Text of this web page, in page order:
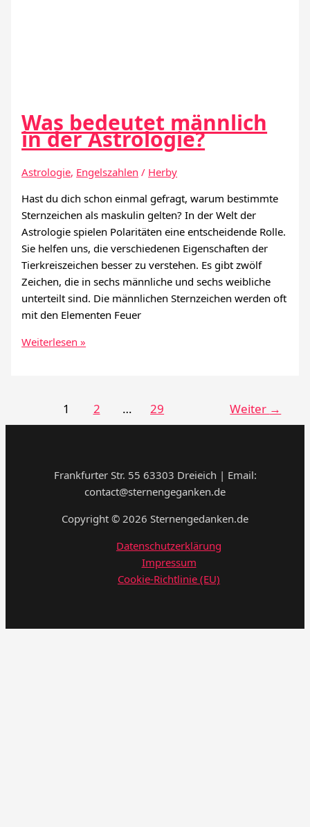
Was bedeutet männlich
in der Astrologie?
Astrologie, Engelszahlen / Herby
Hast du dich schon einmal gefragt, warum bestimmte
Sternzeichen als maskulin gelten? In der Welt der
Astrologie spielen Polaritäten eine entscheidende Rolle.
Sie helfen uns, die verschiedenen Eigenschaften der
Tierkreiszeichen besser zu verstehen. Es gibt zwölf
Zeichen, die in sechs männliche und sechs weibliche
unterteilt sind. Die männlichen Sternzeichen werden oft
mit den Elementen Feuer
Was
Astrologie?
Weiterlesen »
1 2 … 29 Weiter →
Frankfurter Str. 55 63303 Dreieich | Email:
contact@sternengeganken.de
Copyright © 2026 Sternengedanken.de
Datenschutzerklärung
Impressum
Cookie-Richtlinie (EU)